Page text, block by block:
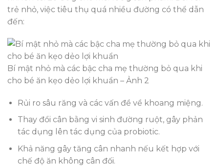
trẻ nhỏ, việc tiêu thụ quá nhiều đường có thể dẫn
đến:
Bí mật nhỏ mà các bậc cha mẹ thường bỏ qua khi
cho bé ăn kẹo dẻo lợi khuẩn – Ảnh 2
Rủi ro sâu răng và các vấn đề về khoang miệng.
Thay đổi cân bằng vi sinh đường ruột, gây phản
tác dụng lên tác dụng của probiotic.
Khả năng gây tăng cân nhanh nếu kết hợp với
chế độ ăn không cân đối.